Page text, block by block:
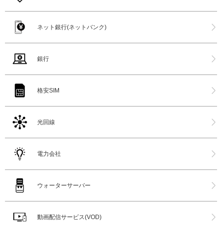
ネット銀行(ネットバンク)
銀行
格安SIM
光回線
電力会社
ウォーターサーバー
動画配信サービス(VOD)